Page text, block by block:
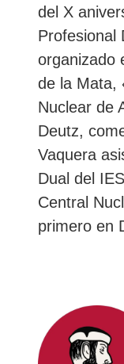
del X
Profesional
organizado
de la Mata,
Nuclear de
Deutz,
Vaquera
Dual del
Central
primero en